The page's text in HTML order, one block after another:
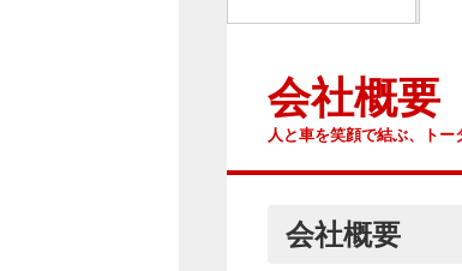
会社概要
人と車を笑顔で結ぶ、ト
会社概要